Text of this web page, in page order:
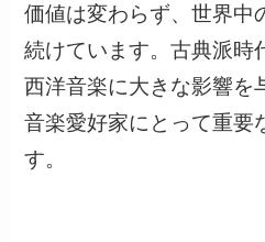
価値は変わらず、世界中
続けています。古典派時
西洋音楽に大きな影響を
音楽愛好家にとって重要
す。